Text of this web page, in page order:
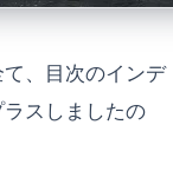
、目次のインデ
スしましたの